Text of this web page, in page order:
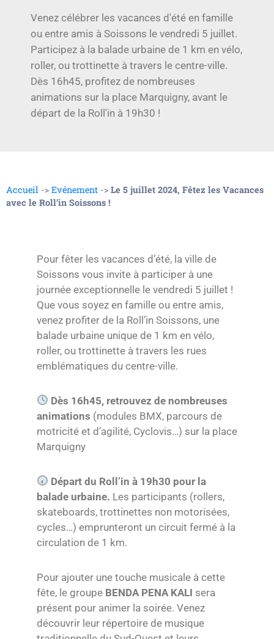
Venez célébrer les vacances d'été en famille
ou entre amis à Soissons le vendredi 5 juillet.
Participez à la balade urbaine de 1 km en vélo,
roller, ou trottinette à travers le centre-ville.
Dès 16h45, profitez de nombreuses
animations sur la place Marquigny, avant le
départ de la Roll'in à 19h30 !
Accueil -> Evénement -> Le 5 juillet 2024, Fêtez les Vacances
avec le Roll’in Soissons !
Pour fêter les vacances d’été, la ville de
Soissons vous invite à participer à une
journée exceptionnelle le vendredi 5 juillet !
Que vous soyez en famille ou entre amis,
venez profiter de la Roll’in Soissons, une
balade urbaine unique de 1 km en vélo,
roller, ou trottinette à travers les rues
emblématiques du centre-ville.
Dès 16h45, retrouvez de nombreuses
animations (modules BMX, parcours de
motricité et d’agilité, Cyclovis…) sur la place
Marquigny
Départ du Roll’in à 19h30 pour la
balade urbaine. Les participants (rollers,
skateboards, trottinettes non motorisées,
cycles…) emprunteront un circuit fermé à la
circulation de 1 km.
Pour ajouter une touche musicale à cette
fête, le groupe BENDA PENA KALI sera
présent pour animer la soirée. Venez
découvrir leur répertoire de musique